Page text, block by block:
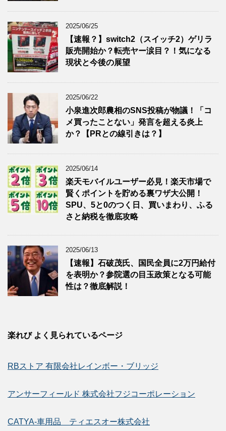
2025/06/25
【速報？】switch2（スイッチ2）ゲリラ
販売開始か？転売ヤー涙目？！気になる
現状と今後の展望
2025/06/22
小泉進次郎農相のSNS投稿が物議！「コ
メ買ったことない」発言を超える炎上
か？【PRとの線引きは？】
2025/06/14
楽天モバイルユーザー必見！楽天市場で
賢くポイントを貯める裏ワザ大公開！
SPU、5と0のつく日、買いまわり、ふる
さと納税を徹底攻略
2025/06/13
【速報】石破茂氏、国民全員に2万円給付
を表明か？参院選の目玉政策となる可能
性は？徹底解説！
楽れび よく見られているページ
RBストア 有限会社レインボー・ブリッジ
アンサーフィールド 株式会社フジコーポレーション
CATYA-車用品 ティエスオー株式会社